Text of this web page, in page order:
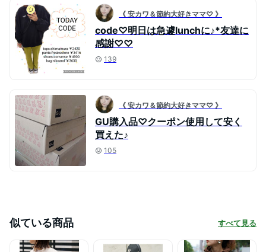
《 安カワ＆節約大好きママ♡ 》
code♡明日は急遽lunchに♪*友達に
感謝♡♡
139
《 安カワ＆節約大好きママ♡ 》
GU購入品♡クーポン使用して安く
買えた♪
105
似ている商品 すべて見る